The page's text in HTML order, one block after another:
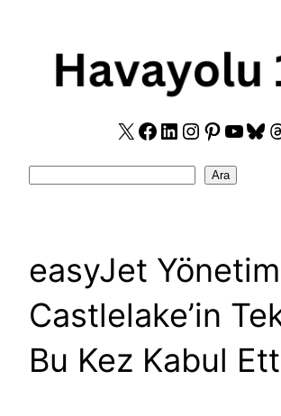
X Facebook
LinkedIn
Ara
easyJet
Castlelake’in
Bu Kez Kabul